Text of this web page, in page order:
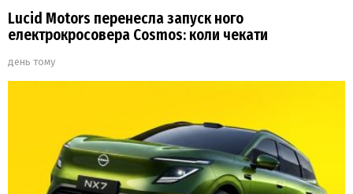
Lucid Motors перенесла запуск ного
електрокросовера Cosmos: коли чекати
день тому